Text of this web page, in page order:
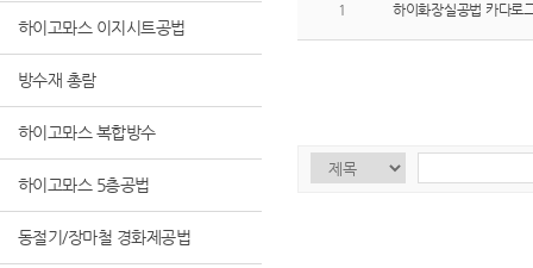
하이고뫄스 이지시트공법
방수재 총람
하이고뫄스 복합방수
하이고뫄스 5층공법
동절기/장마철 경화제공법
1 하이화장실공법 카다로